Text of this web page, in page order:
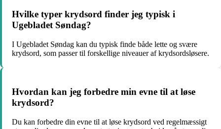
Hvilke typer krydsord finder jeg typisk i
Ugebladet Søndag?
I Ugebladet Søndag kan du typisk finde både lette og svære
krydsord, som passer til forskellige niveauer af krydsordsløsere.
Hvordan kan jeg forbedre min evne til at løse
krydsord?
Du kan forbedre din evne til at løse krydsord ved regelmæssigt